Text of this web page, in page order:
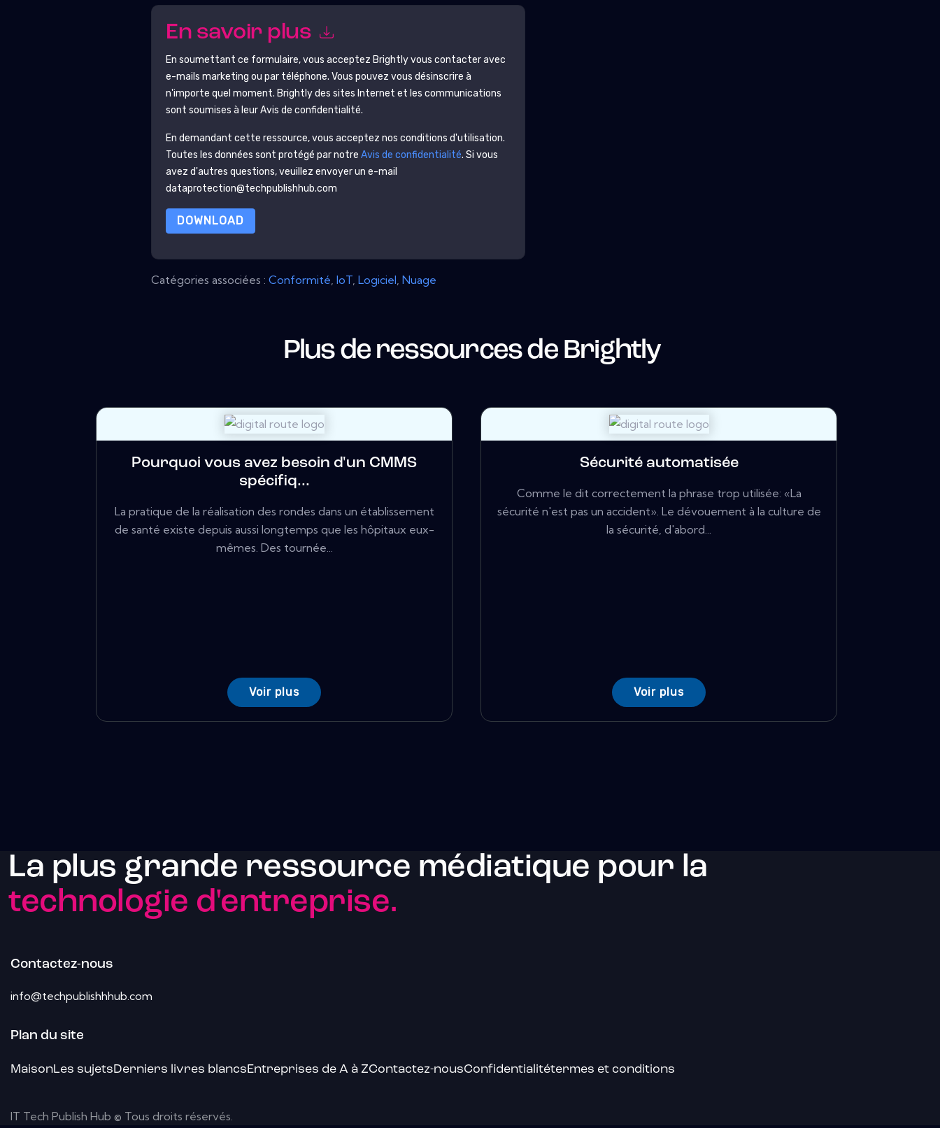
En savoir plus
En soumettant ce formulaire, vous acceptezBrightlyvous contacter avec
e-mails marketing ou par téléphone. Vous pouvez vous désinscrire à
n'importe quel moment.Brightlydes sites Internet et les communications
sont soumises à leur Avis de confidentialité.
En demandant cette ressource, vous acceptez nos conditions d'utilisation.
Toutes les données sont protégé par notreAvis de confidentialité. Si vous
avez d'autres questions, veuillez envoyer un e-mail
dataprotection@techpublishhub.com
DOWNLOAD
Catégories associées :Conformité,IoT,Logiciel,Nuage
Plus de ressources de Brightly
Pourquoi vous avez besoin d'un CMMS
spécifiq...
La pratique de la réalisation des rondes dans un établissement
de santé existe depuis aussi longtemps que les hôpitaux eux-
mêmes. Des tournée...
Voir plus
Sécurité automatisée
Comme le dit correctement la phrase trop utilisée: «La
sécurité n'est pas un accident». Le dévouement à la culture de
la sécurité, d'abord...
Voir plus
La plus grande ressource médiatique pour la
technologie d'entreprise.
Contactez-nous
info@techpublishhhub.com
Plan du site
MaisonLes sujetsDerniers livres blancsEntreprises de A à ZContactez-nousConfidentialitétermes et conditions
IT Tech Publish Hub © Tous droits réservés.